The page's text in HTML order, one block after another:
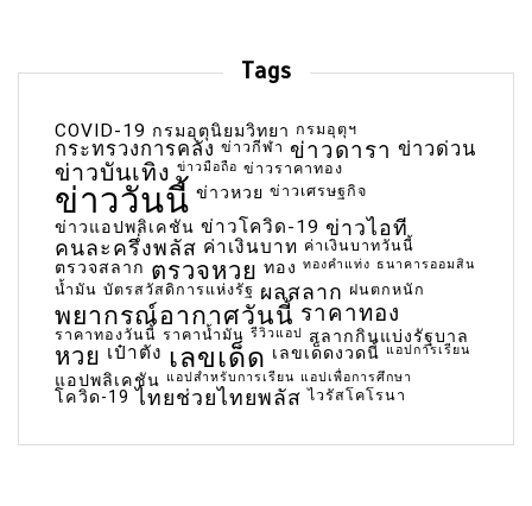
Tags
COVID-19 กรมอุตุนิยมวิทยา กรมอุตุฯ
กระทรวงการคลัง ข่าวกีฬา ข่าวดารา ข่าวด่วน
ข่าวบันเทิง ข่าวมือถือ ข่าวราคาทอง
ข่าววันนี้ ข่าวหวย ข่าวเศรษฐกิจ
ข่าวแอปพลิเคชัน ข่าวโควิด-19 ข่าวไอที
คนละครึ่งพลัส ค่าเงินบาท ค่าเงินบาทวันนี้
ตรวจสลาก ตรวจหวย ทอง ทองคำแท่ง ธนาคารออมสิน
น้ำมัน บัตรสวัสดิการแห่งรัฐ ผลสลาก ฝนตกหนัก
พยากรณ์อากาศวันนี้ ราคาทอง
ราคาทองวันนี้ ราคาน้ำมัน รีวิวแอป สลากกินแบ่งรัฐบาล
หวย เป๋าตัง เลขเด็ด เลขเด็ดงวดนี้ แอปการเรียน
แอปพลิเคชัน แอปสำหรับการเรียน แอปเพื่อการศึกษา
โควิด-19 ไทยช่วยไทยพลัส ไวรัสโคโรนา